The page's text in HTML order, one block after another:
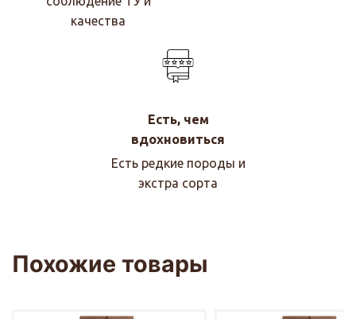
качества
Есть, чем
вдохновиться
Есть редкие породы и
экстра сорта
Похожие товары